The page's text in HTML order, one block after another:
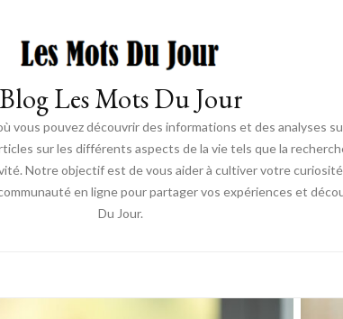
Blog Les Mots Du Jour
pouvez découvrir des informations et des analyses
sur les différents aspects de la vie tels que la
Notre objectif est de vous aider à cultiver votre
en ligne pour partager vos expériences et
Du Jour.